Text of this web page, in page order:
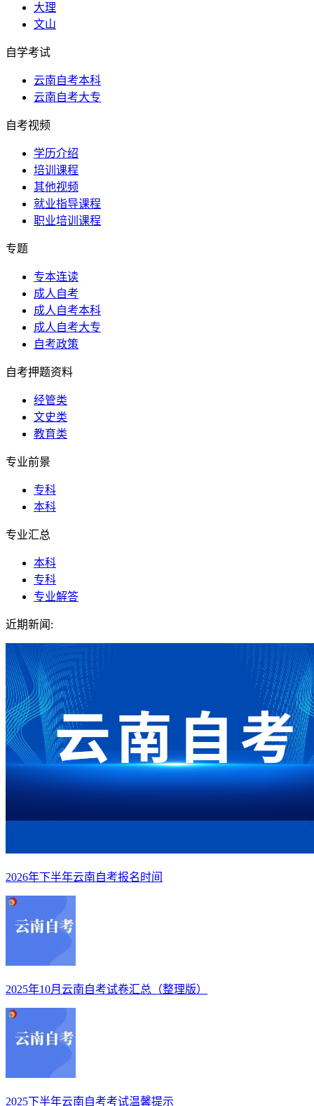
大理
文山
自学考试
云南自考本科
云南自考大专
自考视频
学历介绍
培训课程
其他视频
就业指导课程
职业培训课程
专题
专本连读
成人自考
成人自考本科
成人自考大专
自考政策
自考押题资料
经管类
文史类
教育类
专业前景
专科
本科
专业汇总
本科
专科
专业解答
近期新闻:
2026年下半年云南自考报名时间
2025年10月云南自考试卷汇总（整理版）
2025下半年云南自考考试温馨提示